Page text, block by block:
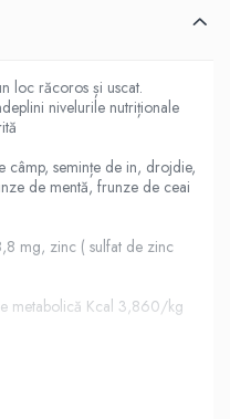
loc răcoros și uscat.
nivelurile nutriționale
câmp, semințe de in, drojdie,
de mentă, frunze de ceai
mg, zinc ( sulfat de zinc
metabolică Kcal 3,860/kg